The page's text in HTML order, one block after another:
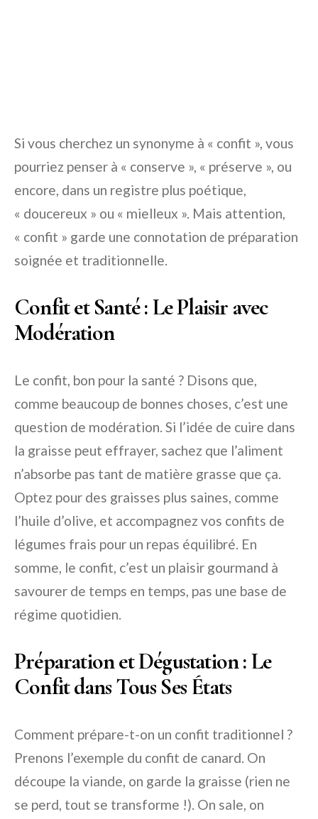
Si vous cherchez un synonyme à « confit », vous
pourriez penser à « conserve », « préserve », ou
encore, dans un registre plus poétique,
« doucereux » ou « mielleux ». Mais attention,
« confit » garde une connotation de préparation
soignée et traditionnelle.
Confit et Santé : Le Plaisir avec
Modération
Le confit, bon pour la santé ? Disons que,
comme beaucoup de bonnes choses, c’est une
question de modération. Si l’idée de cuire dans
la graisse peut effrayer, sachez que l’aliment
n’absorbe pas tant de matière grasse que ça.
Optez pour des graisses plus saines, comme
l’huile d’olive, et accompagnez vos confits de
légumes frais pour un repas équilibré. En
somme, le confit, c’est un plaisir gourmand à
savourer de temps en temps, pas une base de
régime quotidien.
Préparation et Dégustation : Le
Confit dans Tous Ses États
Comment prépare-t-on un confit traditionnel ?
Prenons l’exemple du confit de canard. On
découpe la viande, on garde la graisse (rien ne
se perd, tout se transforme !). On sale, on